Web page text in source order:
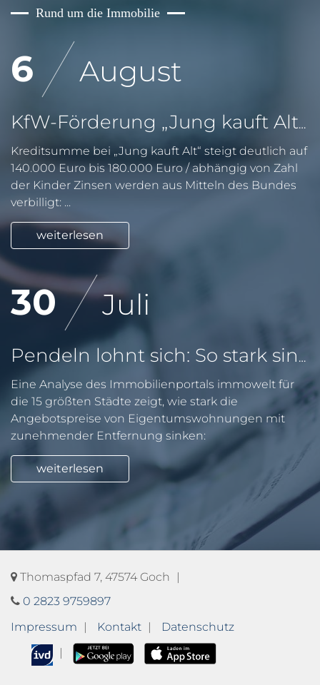
Rund um die Immobilie
6 August
KfW-Förderung „Jung kauft Alt“: Höhere Kredite ab August 2026
Kreditsumme bei „Jung kauft Alt“ steigt deutlich auf
140.000 Euro bis 180.000 Euro / abhängig von Zahl
der Kinder Zinsen werden aus Mitteln des Bundes
verbilligt: ...
weiterlesen
30 Juli
Pendeln lohnt sich: So stark sinken Wohnungspreise im Umland
Eine Analyse des Immobilienportals immowelt für
die 15 größten Städte zeigt, wie stark die
Angebotspreise von Eigentumswohnungen mit
zunehmender Entfernung sinken:
weiterlesen
Thomaspfad 7, 47574 Goch
0 2823 9759897
Impressum
Kontakt Datenschutz